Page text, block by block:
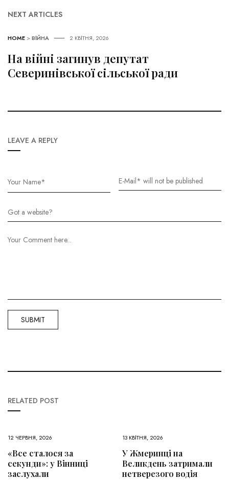
NEXT ARTICLES
HOME >ВІЙНА 2 КВІТНЯ, 2026
На війні загинув депутат
Северинівської сільської ради
LEAVE A REPLY
RELATED POST
12 ЧЕРВНЯ, 2026
«Все сталося за
секунди»: у Вінниці
заслухали
13 КВІТНЯ, 2026
У Жмеринці на
Великдень затримали
нетверезого водія